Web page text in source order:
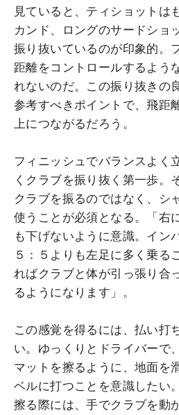
見ていると、ティショットは
カンド、ロングのサードショ
振り抜いているのが印象的。
距離をコントロールするよう
れないのだ。この振り抜きの
参考すべきポイントで、飛距
上につながるだろう。
フィニッシュでバランスよく
くクラブを振り抜く第一歩。
クラブを振るのではなく、シ
使うことが必須となる。「右
も下げないように意識。イン
５：５よりも左足に多く乗る
ればクラブと体が引っ張り合
るようになります」。
この感覚を得るには、払い打
い。ゆっくりとドライバーで
マットを擦るように、地面を
ベルに打つことを意識したい
擦る際には、手でクラブを動